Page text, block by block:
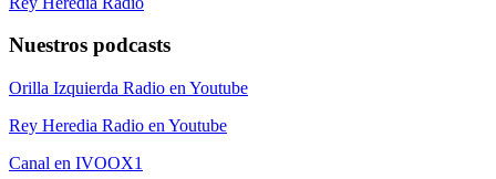
Nuestros podcasts
Orilla Izquierda Radio en Youtube
Rey Heredia Radio en Youtube
Canal en IVOOX1